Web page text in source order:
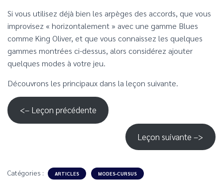
Si vous utilisez déjà bien les arpèges des accords, que vous
improvisez « horizontalement » avec une gamme Blues
comme King Oliver, et que vous connaissez les quelques
gammes montrées ci-dessus, alors considérez ajouter
quelques modes à votre jeu.
Découvrons les principaux dans la leçon suivante.
<– Leçon précédente
Leçon suivante –>
Catégories : ARTICLES MODES-CURSUS